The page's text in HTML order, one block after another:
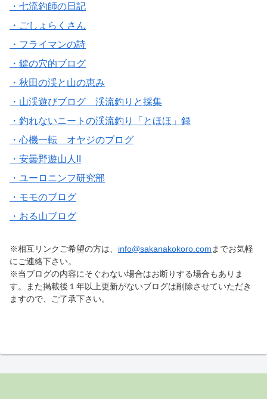
・七流釣師の日記
・ごしょらくさん
・フライマンの詩
・鍵の穴的ブログ
・秋田の渓と山の恵み
・山渓遊びブログ 渓流釣りと採集
・釣れないニートの渓流釣り「とほほ」録
・心機一転 オヤジのブログ
・安曇野遊山人II
・ユーロニンフ研究部
・モモのブログ
・おる山ブログ
※相互リンクご希望の方は、 info@sakanakokoro.com までお気軽
にご連絡下さい。
※当ブログの内容にそぐわない場合はお断りする場合もありま
す。また掲載後１年以上更新がないブログは削除させていただき
ますので、ご了承下さい。